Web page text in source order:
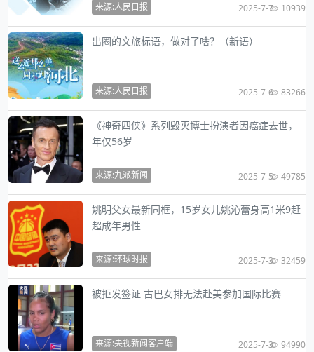
来源:人民日报 2025-7-7 10939
出圈的文旅标语，做对了啥？（新语）
来源:人民日报 2025-7-6 83266
《神奇四侠》系列毁灭博士扮演者因癌症去世，
年仅56岁
来源:九派新闻 2025-7-5 49785
姚明父女最新同框，15岁女儿姚沁蕾身高1米9赶
超成年男性
来源:环球时报 2025-7-3 32459
被拒发签证 古巴女排无法赴美参加国际比赛
来源:央视新闻客户端 2025-7-3 94990